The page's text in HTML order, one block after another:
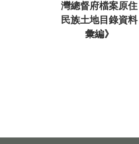
灣總督府檔案原住
民族土地目錄資料
彙編》